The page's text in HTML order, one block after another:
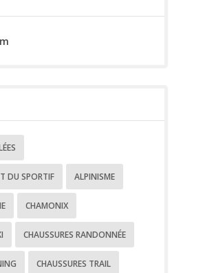
DU SPORTIF ALPINISME
CHAMONIX
CHAUSSURES RANDONNÉE
CHAUSSURES TRAIL